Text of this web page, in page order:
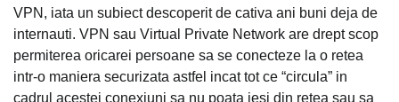
VPN, iata un subiect descoperit de cativa ani buni deja de
internauti. VPN sau Virtual Private Network are drept scop
permiterea oricarei persoane sa se conecteze la o retea
intr-o maniera securizata astfel incat tot ce “circula” in
cadrul acestei conexiuni sa nu poata iesi din retea sau sa